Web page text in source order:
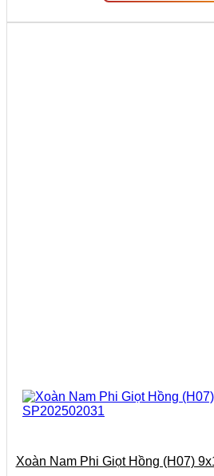
Xoàn Nam Phi Giọt Hồng (H07)